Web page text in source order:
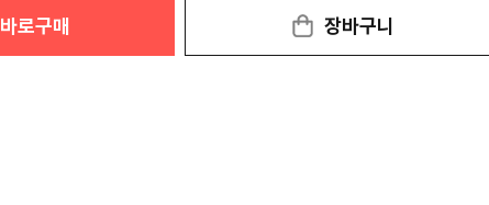
바로구매 장바구니